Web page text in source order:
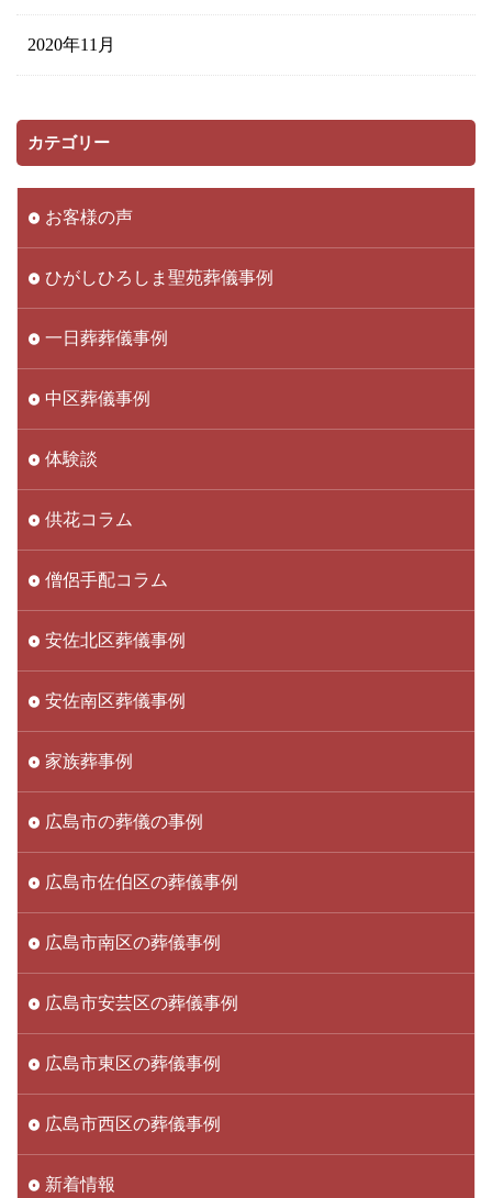
2020年11月
カテゴリー
お客様の声
ひがしひろしま聖苑葬儀事例
一日葬葬儀事例
中区葬儀事例
体験談
供花コラム
僧侶手配コラム
安佐北区葬儀事例
安佐南区葬儀事例
家族葬事例
広島市の葬儀の事例
広島市佐伯区の葬儀事例
広島市南区の葬儀事例
広島市安芸区の葬儀事例
広島市東区の葬儀事例
広島市西区の葬儀事例
新着情報